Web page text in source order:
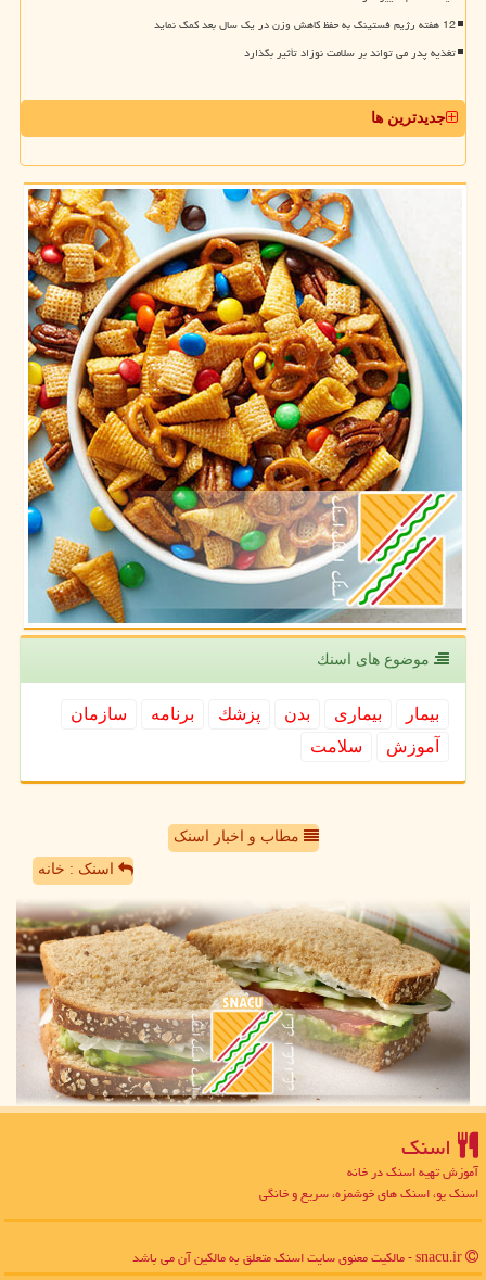
12 هفته رژیم فستینگ به حفظ کاهش وزن در یک سال بعد کمک نماید
تغذیه پدر می تواند بر سلامت نوزاد تأثیر بگذارد
جدیدترین ها
موضوع های اسنك
بیمار بیماری بدن پزشك برنامه
سازمان
آموزش
سلامت
مطاب و اخبار اسنک
اسنک : خانه
اسنك
آموزش تهیه اسنک در خانه
اسنک یو، اسنک های خوشمزه، سریع و خانگی